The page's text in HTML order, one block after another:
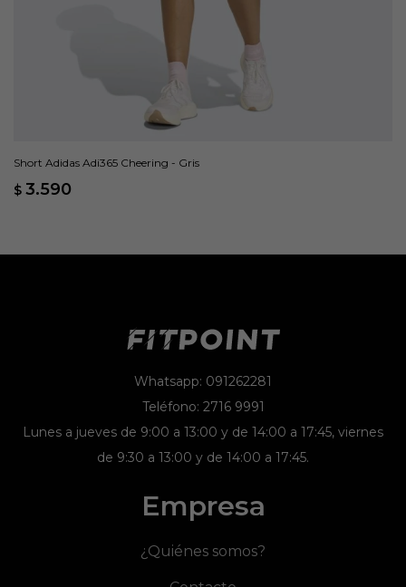
Short Adidas Adi365 Cheering - Gris
$ 3.590
Whatsapp: 091262281
Teléfono: 2716 9991
Lunes a jueves de 9:00 a 13:00 y de 14:00 a 17:45, viernes
de 9:30 a 13:00 y de 14:00 a 17:45.
Empresa
¿Quiénes somos?